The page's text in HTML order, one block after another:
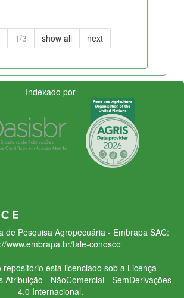
1/3 show all next
Indexado por
de Pesquisa Agropecuária - Embrapa SAC:
www.embrapa.br/fale-conosco
está licenciado sob a Licença
Atribuição - NãoComercial - SemDerivações
4.0 Internacional.